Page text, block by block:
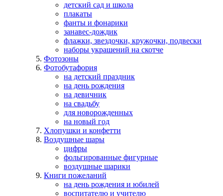
детский сад и школа
плакаты
фанты и фонарики
занавес-дождик
флажки, звездочки, кружочки, подвески
наборы украшений на скотче
Фотозоны
Фотобутафория
на детский праздник
на день рождения
на девичник
на свадьбу
для новорожденных
на новый год
Хлопушки и конфетти
Воздушные шары
цифры
фольгированные фигурные
воздушные шарики
Книги пожеланий
на день рождения и юбилей
воспитателю и учителю